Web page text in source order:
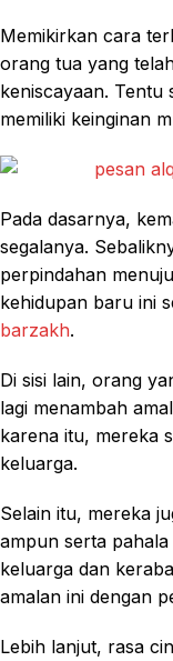
Memikirkan cara
orang tua yang
keniscayaan. Tentu
memiliki keinginan
Pada dasarnya,
segalanya.
perpindahan
kehidupan baru ini
barzakh.
Di sisi lain, orang
lagi menambah
karena itu, mereka
keluarga.
Selain itu, mereka
ampun serta
keluarga dan
amalan ini dengan
Lebih lanjut, rasa